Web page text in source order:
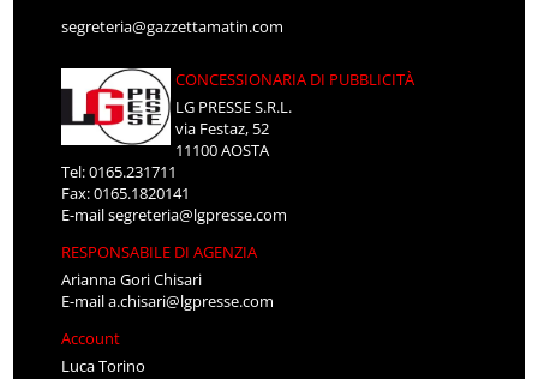
segreteria@gazzettamatin.com
CONCESSIONARIA DI PUBBLICITÀ
LG PRESSE S.R.L.
via Festaz, 52
11100 AOSTA
Tel: 0165.231711
Fax: 0165.1820141
E-mailsegreteria@lgpresse.com
RESPONSABILE DI AGENZIA
Arianna Gori Chisari
E-maila.chisari@lgpresse.com
Account
Luca Torino